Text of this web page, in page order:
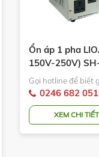
Ổn áp 1 pha
150V-250V)
Gọi hotline để biết
0246 682
XEM CHI TIẾT